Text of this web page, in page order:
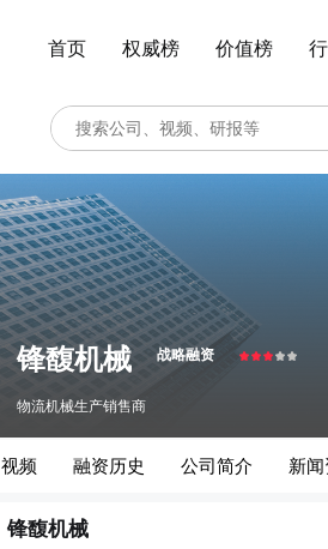
首页 权威榜 价值榜
锋馥机械 战略融资
物流机械生产销售商
视频 融资历史 公司简介 新
锋馥机械